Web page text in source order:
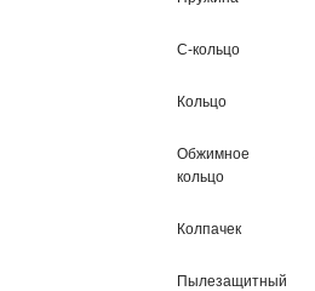
С-кольцо
Кольцо
Обжимное
кольцо
Колпачек
Пылезащитный